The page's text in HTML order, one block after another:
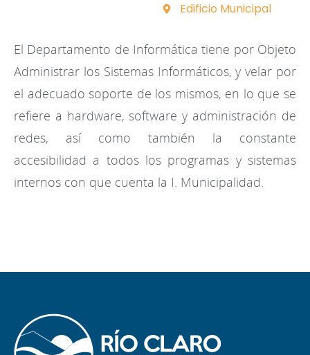
Edificio Municipal
El Departamento de Informática tiene por Objeto
Administrar los Sistemas Informáticos, y velar por
el adecuado soporte de los mismos, en lo que se
refiere a hardware, software y administración de
redes, así como también la constante
accesibilidad a todos los programas y sistemas
internos con que cuenta la I. Municipalidad.